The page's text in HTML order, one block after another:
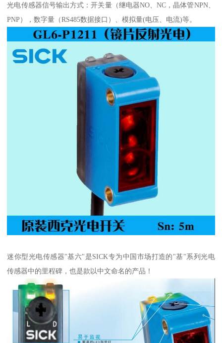
光电传感器信号输出方式：开关量（继电器NO、NC，晶体管NPN、
PNP），数字量（RS485数据接口）、模拟量(电压、电流)等。
迷你型光电传感器"基六"是SICK专为中国市场打造的"基"系列光电
传感器中的里程碑，也是款以中文命名的产品！